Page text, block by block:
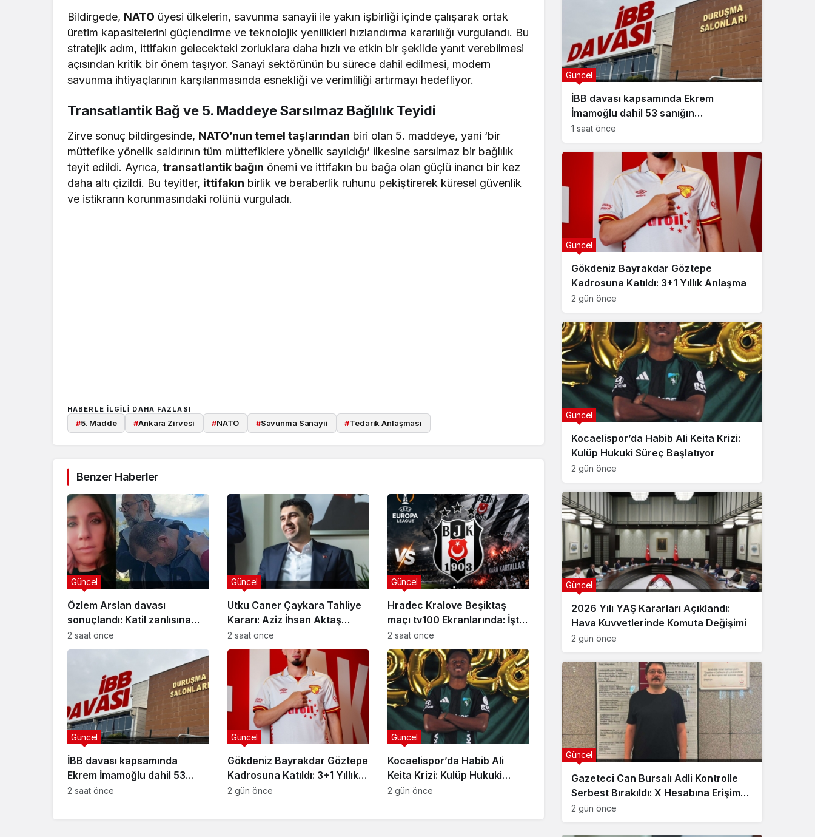
Bildirgede, NATO üyesi ülkelerin, savunma sanayii ile yakın işbirliği içinde çalışarak ortak
üretim kapasitelerini güçlendirme ve teknolojik yenilikleri hızlandırma kararlılığı vurgulandı. Bu
stratejik adım, ittifakın gelecekteki zorluklara daha hızlı ve etkin bir şekilde yanıt verebilmesi
açısından kritik bir önem taşıyor. Sanayi sektörünün bu sürece dahil edilmesi, modern
savunma ihtiyaçlarının karşılanmasında esnekliği ve verimliliği artırmayı hedefliyor.
Transatlantik Bağ ve 5. Maddeye Sarsılmaz Bağlılık Teyidi
Zirve sonuç bildirgesinde, NATO’nun temel taşlarından biri olan 5. maddeye, yani ‘bir
müttefike yönelik saldırının tüm müttefiklere yönelik sayıldığı’ ilkesine sarsılmaz bir bağlılık
teyit edildi. Ayrıca,transatlantik bağın önemi ve ittifakın bu bağa olan güçlü inancı bir kez
daha altı çizildi. Bu teyitler, ittifakın birlik ve beraberlik ruhunu pekiştirerek küresel güvenlik
ve istikrarın korunmasındaki rolünü vurguladı.
HABERLE ILGILI DAHA FAZLASI
#5. Madde #Ankara Zirvesi #NATO #Savunma Sanayii #Tedarik Anlaşması
Benzer Haberler
Özlem Arslan davası
sonuçlandı: Katil zanlısına
indirimsiz ağırlaştırılmış
müebbet hapis cezası verildi
Güncel
2 saat önce
Utku Caner Çaykara Tahliye
Kararı: Aziz İhsan Aktaş
Davasında Yeni Gelişme
Güncel
2 saat önce
Hradec Kralove Beşiktaş
maçı tv100 Ekranlarında: İşte
Karşılaşmanın Detayları
Güncel
2 saat önce
İBB davası kapsamında
Ekrem İmamoğlu dahil 53
sanığın tutukluluğuna devam
Güncel
2 saat önce
Gökdeniz Bayrakdar Göztepe
Kadrosuna Katıldı: 3+1 Yıllık
Anlaşma
Güncel
2 gün önce
Kocaelispor’da Habib Ali
Keita Krizi: Kulüp Hukuki
Süreç Başlatıyor
Güncel
2 gün önce
İBB davası kapsamında Ekrem
İmamoğlu dahil 53 sanığın
tutukluluğuna devam kararı
1 saat önce
Güncel
Gökdeniz Bayrakdar Göztepe
Kadrosuna Katıldı: 3+1 Yıllık Anlaşma
2 gün önce
Güncel
Kocaelispor’da Habib Ali Keita Krizi:
Kulüp Hukuki Süreç Başlatıyor
2 gün önce
Güncel
2026 Yılı YAŞ Kararları Açıklandı:
Hava Kuvvetlerinde Komuta Değişimi
2 gün önce
Güncel
Gazeteci Can Bursalı Adli Kontrolle
Serbest Bırakıldı: X Hesabına Erişim
Engeli Getirildi
2 gün önce
Güncel